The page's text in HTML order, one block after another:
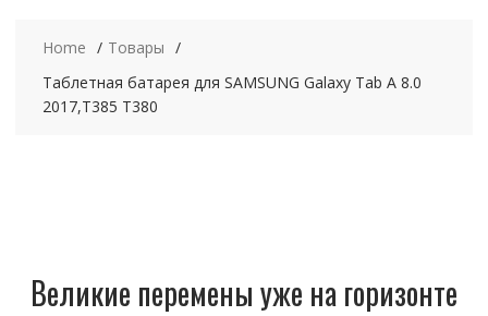
Home
Товары
Таблетная батарея для SAMSUNG Galaxy Tab A 8.0
2017,T385 T380
Великие перемены уже на горизонте